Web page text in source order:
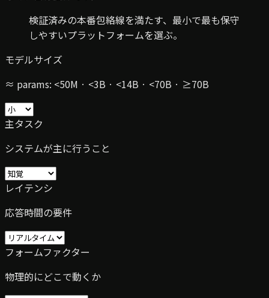
検証済みの本番包絡線を満たす、最小で最も保守
しやすいプラットフォームを選ぶ。
モデルサイズ
≈ params: <50M · <3B · <14B · <70B · ≥70B
主タスク
システムが主に行うこと
レイテンシ
応答時間の要件
フォームファクター
物理的にどこで動くか